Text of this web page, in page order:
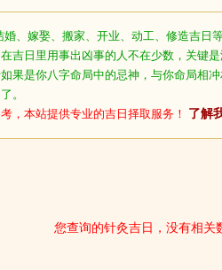
婚、嫁娶、搬家、开业、动工、修造吉日
吉日里用事出凶事的人不在少数，关键
果是你八字命局中的忌神，与你命局相
。
，本站提供专业的吉日择取服务！ 了解
您查询的针灸吉日，没有相关